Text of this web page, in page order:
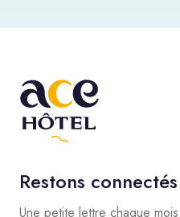
Restons connectés
Une petite lettre chaque